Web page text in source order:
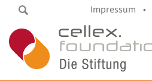
Impressum •